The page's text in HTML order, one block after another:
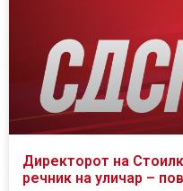
Директорот на
речник на уличар –